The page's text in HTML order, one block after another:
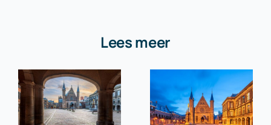
Lees meer